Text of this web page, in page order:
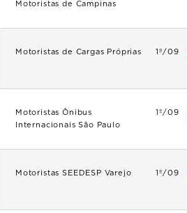
Motoristas de Campinas
Motoristas de Cargas Próprias 1º/09
Motoristas Ônibus
Internacionais São Paulo
1º/09
Motoristas SEEDESP Varejo 1º/09